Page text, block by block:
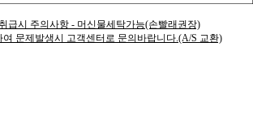
급시 주의사항 - 머신물세탁가능(손빨래권장)
문제발생시 고객센터로 문의바랍니다.(A/S 교환)